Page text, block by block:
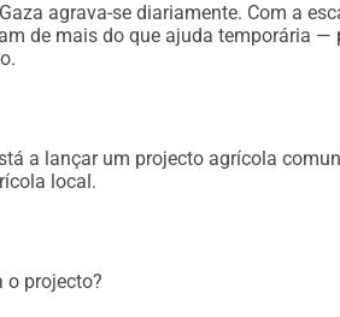
agrava-se diariamente. Com a
de mais do que ajuda temporária —
a lançar um projecto agrícola
local.
o projecto?